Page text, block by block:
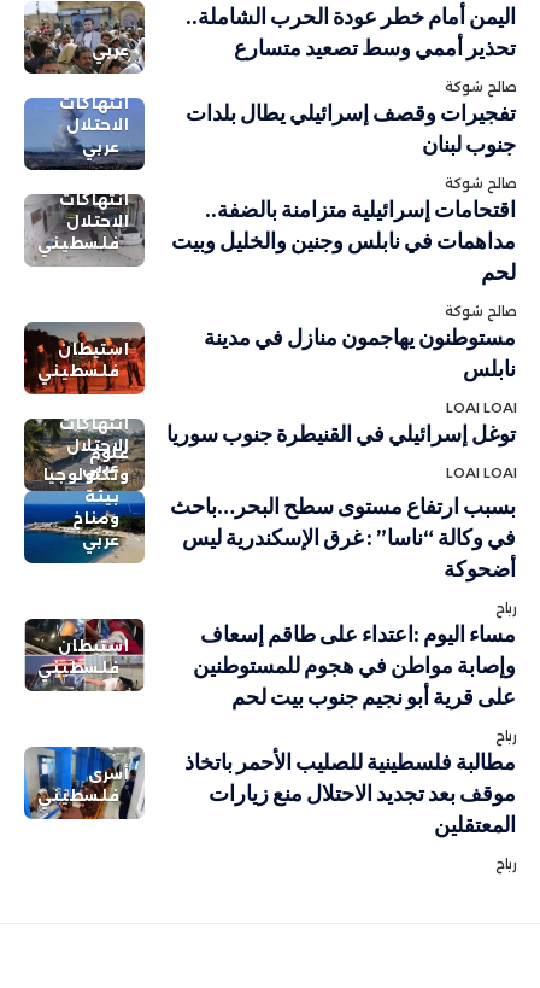
عربي
اليمن أمام خطر عودة الحرب الشاملة..
تحذير أممي وسط تصعيد متسارع
صالح شوكة
انتهاكات
الاحتلال
عربي
تفجيرات وقصف إسرائيلي يطال بلدات
جنوب لبنان
صالح شوكة
انتهاكات
الاحتلال
فلسطيني
اقتحامات إسرائيلية متزامنة بالضفة..
مداهمات في نابلس وجنين والخليل وبيت
لحم
صالح شوكة
استيطان
فلسطيني
مستوطنون يهاجمون منازل في مدينة
نابلس
LOAI LOAI
انتهاكات
الاحتلال
عربي
توغل إسرائيلي في القنيطرة جنوب سوريا
LOAI LOAI
علوم
وتكنولوجيا
بيئة
ومناخ
عربي
بسبب ارتفاع مستوى سطح البحر…باحث
في وكالة “ناسا” : غرق الإسكندرية ليس
أضحوكة
رباح
استيطان
فلسطيني
مساء اليوم :اعتداء على طاقم إسعاف
وإصابة مواطن في هجوم للمستوطنين
على قرية أبو نجيم جنوب بيت لحم
رباح
أسرى
فلسطيني
مطالبة فلسطينية للصليب الأحمر باتخاذ
موقف بعد تجديد الاحتلال منع زيارات
المعتقلين
رباح